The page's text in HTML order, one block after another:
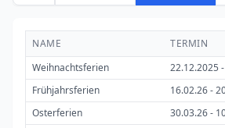
NAME TERMIN
Weihnachtsferien
22.12.2025
Frühjahrsferien
16.02.26 -
Osterferien
30.03.26 -